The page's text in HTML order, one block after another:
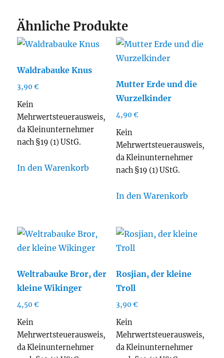
Ähnliche Produkte
Waldrabauke Knus
3,90€
Kein
Mehrwertsteuerausweis,
da Kleinunternehmer
nach §19 (1) UStG.
In den Warenkorb
Mutter Erde und die
Wurzelkinder
4,90 €
Kein
Mehrwertsteuerausweis,
da Kleinunternehmer
nach §19 (1) UStG.
In den Warenkorb
Weltrabauke Bror, der
kleine Wikinger
4,50€
Kein
Mehrwertsteuerausweis,
da Kleinunternehmer
Rosjian, der kleine
Troll
3,90 €
Kein
Mehrwertsteuerausweis,
da Kleinunternehmer